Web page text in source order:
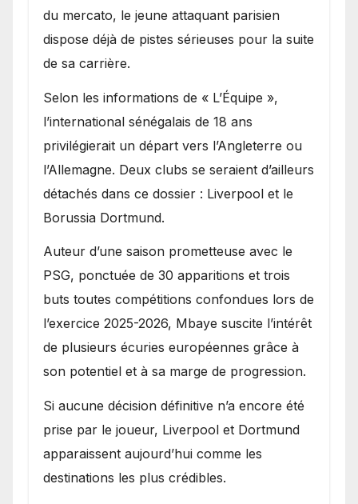
du mercato, le jeune attaquant parisien
dispose déjà de pistes sérieuses pour la suite
de sa carrière.
Selon les informations de « L’Équipe »,
l’international sénégalais de 18 ans
privilégierait un départ vers l’Angleterre ou
l’Allemagne. Deux clubs se seraient d’ailleurs
détachés dans ce dossier : Liverpool et le
Borussia Dortmund.
Auteur d’une saison prometteuse avec le
PSG, ponctuée de 30 apparitions et trois
buts toutes compétitions confondues lors de
l’exercice 2025-2026, Mbaye suscite l’intérêt
de plusieurs écuries européennes grâce à
son potentiel et à sa marge de progression.
Si aucune décision définitive n’a encore été
prise par le joueur, Liverpool et Dortmund
apparaissent aujourd’hui comme les
destinations les plus crédibles.